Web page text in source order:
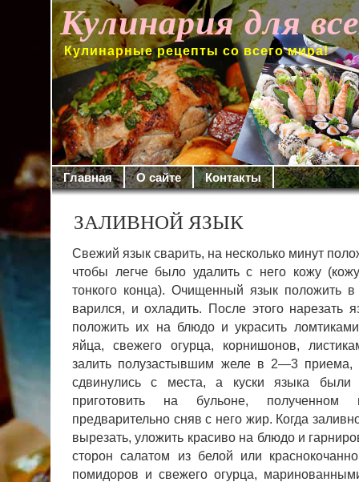
Кулинария для
Кулинарные рецепты со всего мира!
Главная О сайте Контакты
ЗАЛИВНОЙ ЯЗЫК
Свежий язык сварить, на несколько минут
чтобы легче было удалить с него ко­жу
тонкого конца). Очищен­ный язык положить
варился, и охладить. После этого нарезать
положить их на блюдо и украсить
яйца, свежего огурца, корнишонов,
залить полузастывшим желе в 2—3 приема,
сдвинулись с мес­та, а куски языка
приготовить на бульоне,
предварительно сняв с него жир. Когда
вырезать, уложить красиво на блюдо и
сторон сала­том из белой или
помидоров и свежего огурца,